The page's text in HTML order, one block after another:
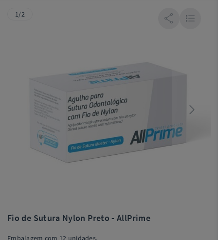
Software
Odontológico
1/2
Fio de Sutura Nylon Preto - AllPrime
Embalagem com 12 unidades.